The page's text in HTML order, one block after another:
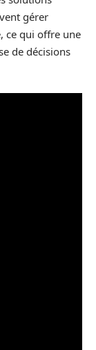
gérer
ce qui offre une
de décisions